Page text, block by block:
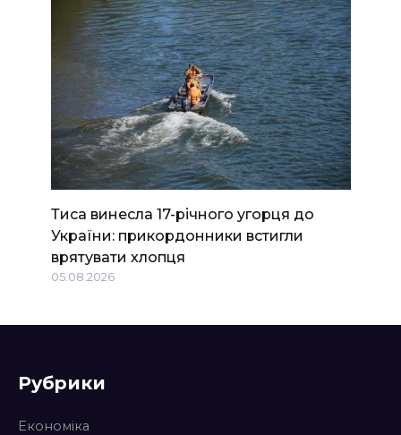
Тиса винесла 17-річного угорця до
України: прикордонники встигли
врятувати хлопця
05.08.2026
Рубрики
Економіка